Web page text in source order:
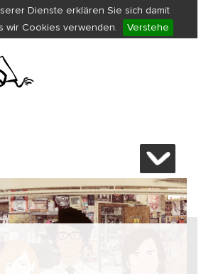
Dienste erklären Sie sich damit
wir Cookies verwenden.
Verstehe